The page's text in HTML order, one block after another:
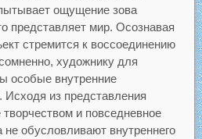
ощущение зова
представляет мир. Осознавая
стремится к воссоединению
художнику для
особые внутренние
Исходя из представления
и повседневное
обусловливают внутреннего